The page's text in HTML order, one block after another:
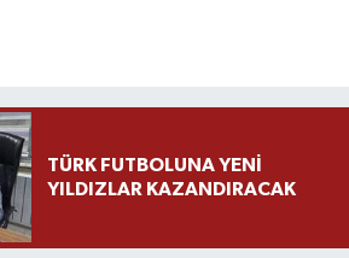
TÜRK FUTBOLUNA YENİ
YILDIZLAR KAZANDIRACAK